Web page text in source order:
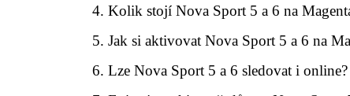
Kolik stojí Nova Sport 5 a 6 na
Jak si aktivovat Nova Sport 5 a 6 na
Lze Nova Sport 5 a 6 sledovat i online?